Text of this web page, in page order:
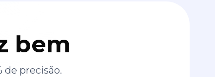
bem
de precisão.